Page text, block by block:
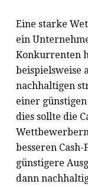
Eine starke
ein
Konkurrenten
beispielsweise
nachhaltigen
einer
dies sollte die
besseren
günstigere
dann